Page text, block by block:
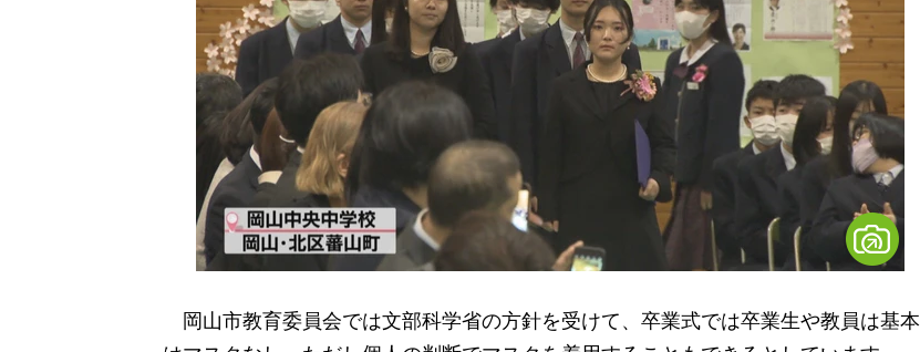
岡山市教育委員会では文部科学省の方針を受けて、卒業式では卒業生や教員は基本